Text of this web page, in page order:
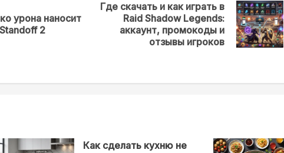
Предыдущая
новость
урона наносит
2
Где скачать и как играть в
Raid Shadow Legends:
аккаунт, промокоды и
отзывы игроков
Как сделать кухню не